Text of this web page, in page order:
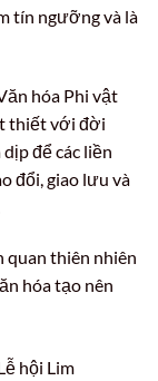
tín ngưỡng và là
hóa Phi vật
thiết với đời
để các liền
đổi, giao lưu và
quan thiên nhiên
hóa tạo nên